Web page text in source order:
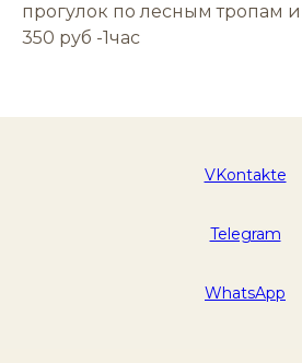
прогулок по лесным тропам и
350 руб -1час
VKontakte
Telegram
WhatsApp